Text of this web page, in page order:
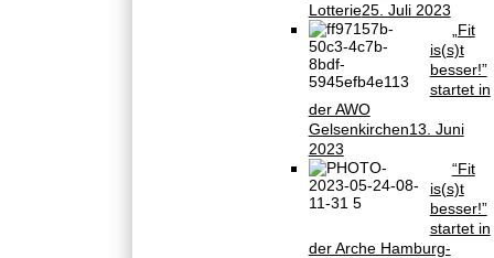
Lotterie25. Juli 2023
„Fit
is(s)t
besser!”
startet in
der AWO
Gelsenkirchen13. Juni
2023
“Fit
is(s)t
besser!”
startet in
der Arche Hamburg-